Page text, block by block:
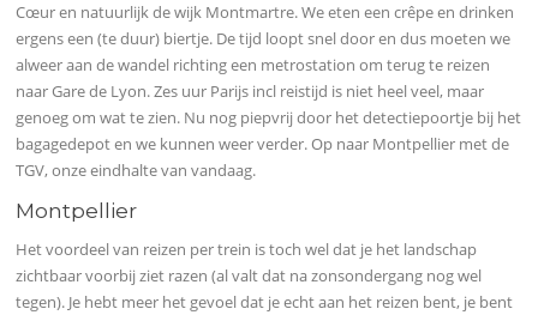
Cœur en natuurlijk de wijk Montmartre. We eten een crêpe en drinken
ergens een (te duur) biertje. De tijd loopt snel door en dus moeten we
alweer aan de wandel richting een metrostation om terug te reizen
naar Gare de Lyon. Zes uur Parijs incl reistijd is niet heel veel, maar
genoeg om wat te zien. Nu nog piepvrij door het detectiepoortje bij het
bagagedepot en we kunnen weer verder. Op naar Montpellier met de
TGV, onze eindhalte van vandaag.
Montpellier
Het voordeel van reizen per trein is toch wel dat je het landschap
zichtbaar voorbij ziet razen (al valt dat na zonsondergang nog wel
tegen). Je hebt meer het gevoel dat je echt aan het reizen bent, je bent